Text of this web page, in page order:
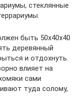
стеклянные
быть 50х40х40
деревянный
и отдохнуть.
влияет на
сами
туда солому,